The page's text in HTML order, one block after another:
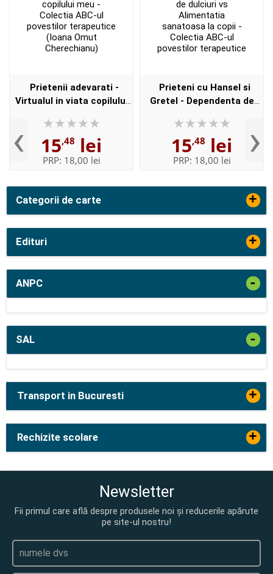
Categorii de carte +
Edituri +
ANPC -
SAL -
‹
Prietenii adevarati -
Virtualul in viata copilului
povestilor terapeutice
(Ioana Omut
Cherechianu)
15,48 lei
PRP: 18,00 lei
Prieteni cu Hansel si
Gretel - Dependenta de
sanatoasa la copii -
Colectia ABC-ul povestilor
ter...
15,48 lei
PRP: 18,00 lei ›
Transport in Bucuresti +
Rechizite scolare +
Newsletter
Fii primul care află despre produsele noi și reducerile apărute
pe site-ul nostru!